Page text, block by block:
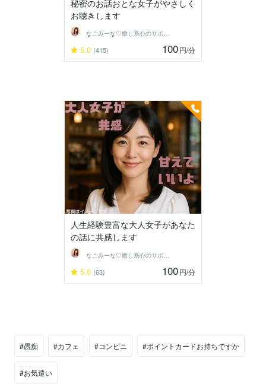
秘密のお話おとな女子がやさしく
お聴きします
なごみーな♡癒し系心のサポーター
5.0 (415) 100円/分
人生経験豊富な大人女子があなた
の話に共感します
5.0 (63) 100円/分
#愚痴 #カフェ #コンビニ #ポイントカードお持ちですか
#お気遣い